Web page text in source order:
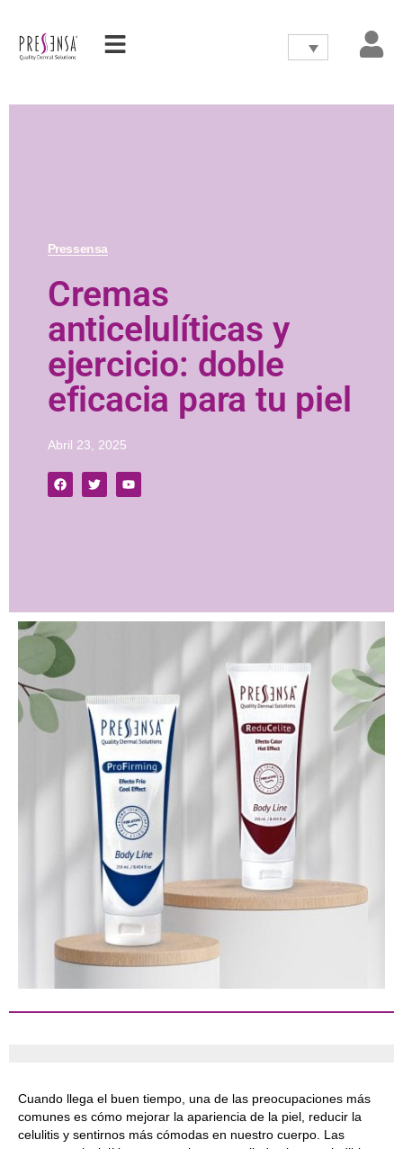
Pressensa
Cremas
anticelulíticas y
ejercicio: doble
eficacia para tu piel
Abril 23, 2025
Cuando llega el buen tiempo, una de las preocupaciones más
comunes es cómo mejorar la apariencia de la piel, reducir la
celulitis y sentirnos más cómodas en nuestro cuerpo. Las